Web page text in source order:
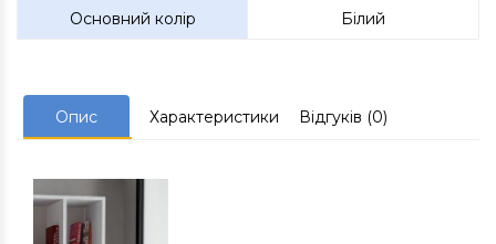
Основний колір Білий
Опис Характеристики Відгуків (0)